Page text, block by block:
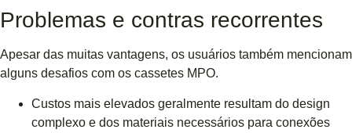
Problemas e contras recorrentes
Apesar das muitas vantagens, os usuários também mencionam
alguns desafios com os cassetes MPO.
Custos mais elevados geralmente resultam do design
complexo e dos materiais necessários para conexões